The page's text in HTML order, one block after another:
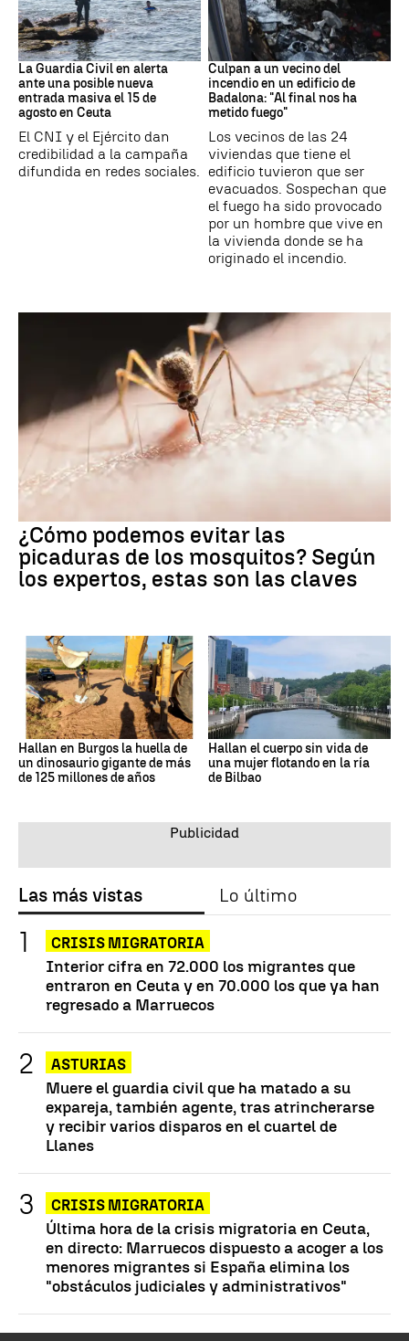
Ceuta
La Guardia Civil en alerta
ante una posible nueva
entrada masiva el 15 de
agosto en Ceuta
El CNI y el Ejército dan
credibilidad a la campaña
difundida en redes sociales.
Cataluña
Culpan a un vecino del
incendio en un edificio de
Badalona: "Al final nos ha
metido fuego"
Los vecinos de las 24
viviendas que tiene el
edificio tuvieron que ser
evacuados. Sospechan que
el fuego ha sido provocado
por un hombre que vive en
la vivienda donde se ha
originado el incendio.
¿Cómo podemos evitar las
picaduras de los mosquitos? Según
los expertos, estas son las claves
Hallan en Burgos la huella de
un dinosaurio gigante de más
de 125 millones de años
Hallan el cuerpo sin vida de
una mujer flotando en la ría
de Bilbao
Las más vistas Lo último
CRISIS MIGRATORIA
Interior cifra en 72.000 los migrantes que
entraron en Ceuta y en 70.000 los que ya han
regresado a Marruecos
ASTURIAS
Muere el guardia civil que ha matado a su
expareja, también agente, tras atrincherarse
y recibir varios disparos en el cuartel de
Llanes
CRISIS MIGRATORIA
Última hora de la crisis migratoria en Ceuta,
en directo: Marruecos dispuesto a acoger a los
menores migrantes si España elimina los
"obstáculos judiciales y administrativos"